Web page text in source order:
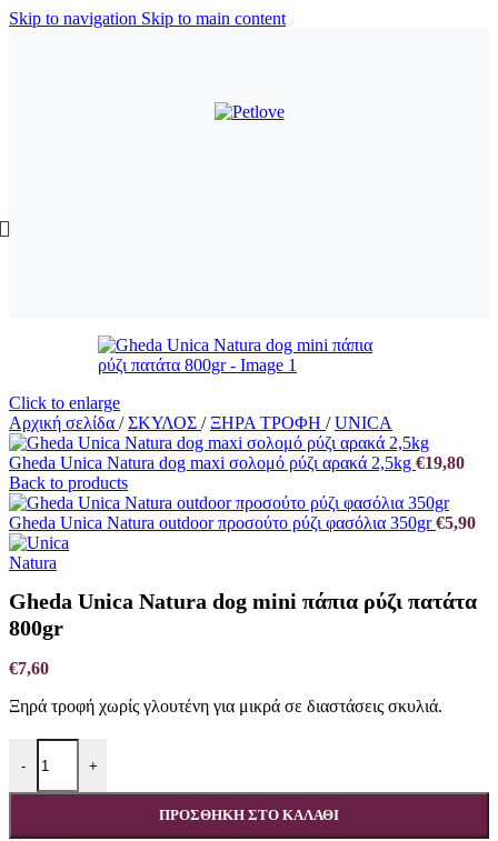
Skip to navigation Skip to main content
Click to enlarge
Αρχική σελίδα / ΣΚΥΛΟΣ / ΞΗΡΑ ΤΡΟΦΗ / UNICA
Gheda Unica Natura dog maxi σολομό ρύζι αρακά 2,5kg €19,80
Back to products
Gheda Unica Natura outdoor προσούτο ρύζι φασόλια 350gr€5,90
Gheda Unica Natura dog mini πάπια ρύζι πατάτα
800gr
€7,60
Ξηρά τροφή χωρίς γλουτένη για μικρά σε διαστάσεις σκυλιά.
-
Gheda Unica Natura dog mini πάπια ρύζι πατάτα 800gr ποσότητα
+
ΠΡΟΣΘΉΚΗ ΣΤΟ ΚΑΛΆΘΙ